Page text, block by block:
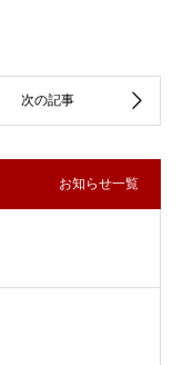
お知らせ一覧